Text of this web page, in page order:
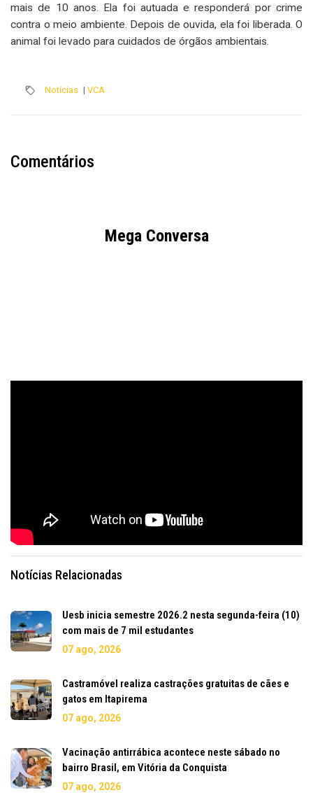
mais de 10 anos. Ela foi autuada e responderá por crime
contra o meio ambiente. Depois de ouvida, ela foi liberada. O
animal foi levado para cuidados de órgãos ambientais.
Notícias | VCA
Comentários
Mega Conversa
Notícias Relacionadas
Uesb inicia semestre 2026.2 nesta segunda-feira (10)
com mais de 7 mil estudantes
07 ago, 2026
Castramóvel realiza castrações gratuitas de cães e
gatos em Itapirema
07 ago, 2026
Vacinação antirrábica acontece neste sábado no
bairro Brasil, em Vitória da Conquista
07 ago, 2026